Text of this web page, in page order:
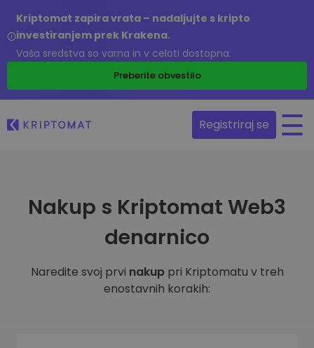
Kriptomat zapira vrata – nadaljujte s kripto
investiranjem prek Krakena.
Vaša sredstva so varna in v celoti dostopna.
Preberite obvestilo
Registriraj se
Nakup s Kriptomat Web3
denarnico
Naredite svoj prvi nakuppri Kriptomatu v treh
enostavnih korakih: